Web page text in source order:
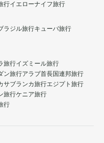
行イエローナイフ旅行
ラジル旅行キューバ旅行
旅行イズミール旅行
ン旅行アラブ首長国連邦旅行
サブランカ旅行エジプト旅行
旅行ケニア旅行
行